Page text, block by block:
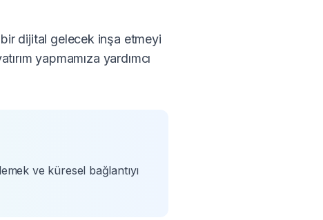
bir dijital gelecek inşa etmeyi
yapmamıza yardımcı
ve küresel bağlantıyı